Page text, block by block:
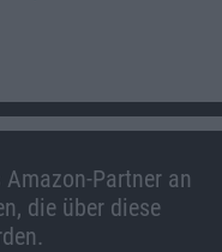
Partner an
die über diese